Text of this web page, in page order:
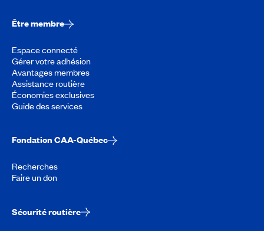
Être membre
Espace connecté
Gérer votre adhésion
Avantages membres
Assistance routière
Économies exclusives
Guide des services
Fondation CAA-Québec
Recherches
Faire un don
Sécurité routière